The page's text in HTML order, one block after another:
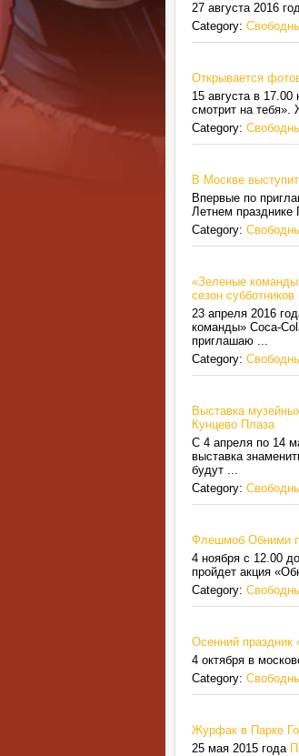
27 августа 2016
Category:
Открывается
15 августа в
смотрит на тебя».
Category:
В Москве
Впервые по
Летнем празднике
Category:
«Зеленые
сезон субботников
23 апреля 2016
команды» Coca-
приглашаю ...
Category:
Выставка
Кунцево Плаза
С 4 апреля по 14
выставка
будут ...
Category:
Флешмоб Обними
4 ноября с 12.00
пройдет акция
Category:
Осенний праздник
4 октября в
Category:
Журфак в Парке
25 мая 2015 года